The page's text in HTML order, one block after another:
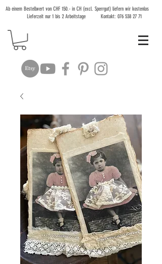
Ab einem Bestellwert von CHF 150.- in CH (excl. Sperrgut) liefern wir kostenlos
Lieferzeit nur 1 bis 2 Arbeitstage Kontakt: 076 538 27 71